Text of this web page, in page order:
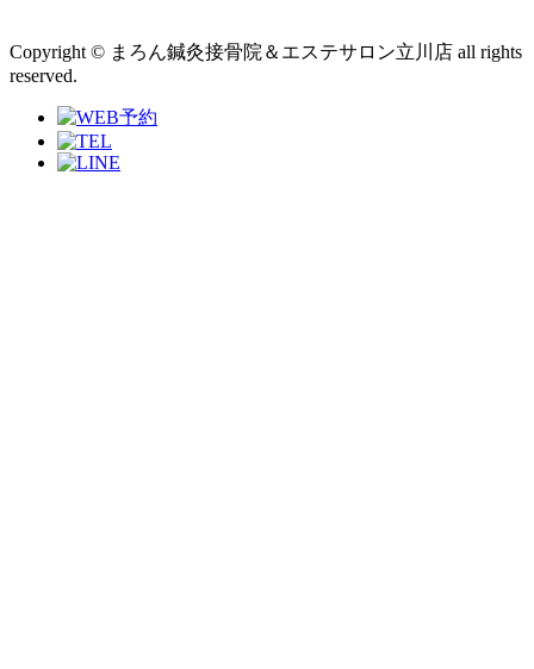
Copyright © まろん鍼灸接骨院＆エステサロン立川店 all rights
reserved.